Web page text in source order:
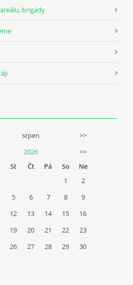
brigády
srpen
>>
2026
>>
St Čt Pá So
Ne
1
2
5 6 7 8
9
12 13 14 15
16
19 20 21 22
23
26 27 28 29
30